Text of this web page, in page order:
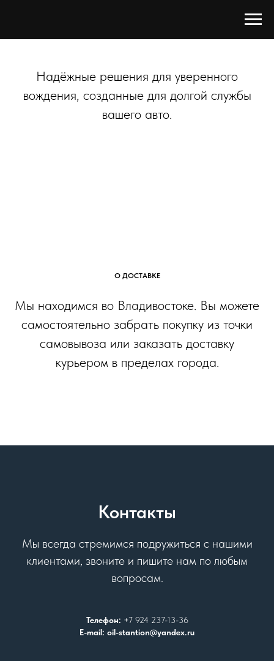
Надёжные решения для уверенного
вождения, созданные для долгой службы
вашего авто.
О ДОСТАВКЕ
Мы находимся во Владивостоке. Вы можете
самостоятельно забрать покупку из точки
самовывоза или заказать доставку
курьером в пределах города.
Контакты
Мы всегда стремимся подружиться с нашими
клиентами, звоните и пишите нам по любым
вопросам.
Телефон: +7 924 237-13-36
E-mail: oil-stantion@yandex.ru